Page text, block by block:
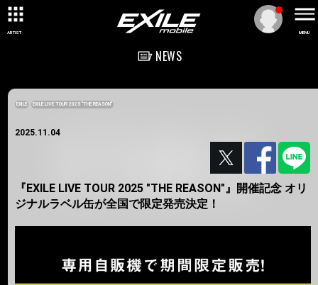
ARTIST MENU
NEWS
EXILE EXILE LIVE TOUR 2025 "THE REASON"
2025.11.04
『EXILE LIVE TOUR 2025 "THE REASON"』開催記念 オリ
ジナルラベル缶が全国で限定発売決定！